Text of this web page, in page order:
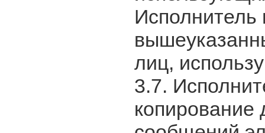
Исполнитель
лиц,
3.7.
копирование